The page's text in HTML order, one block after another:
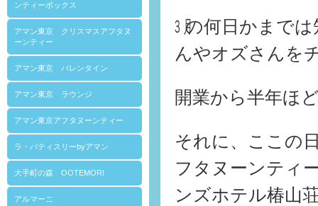
ンティーボックス
アマン東京 クリスマスアフタヌ
ーンティー
アマン東京 バレンタイン
アマン東京 ラウンジ
アマン東京アフタヌーンティー
ラ・パティスリーbyアマン
大手町の森 OOTEMORI
アルマーニ
㋂の何日かまで
んやオズさんを
開業から半年ほ
それに、ここの
フタヌーンティ
ンズホテル椿山